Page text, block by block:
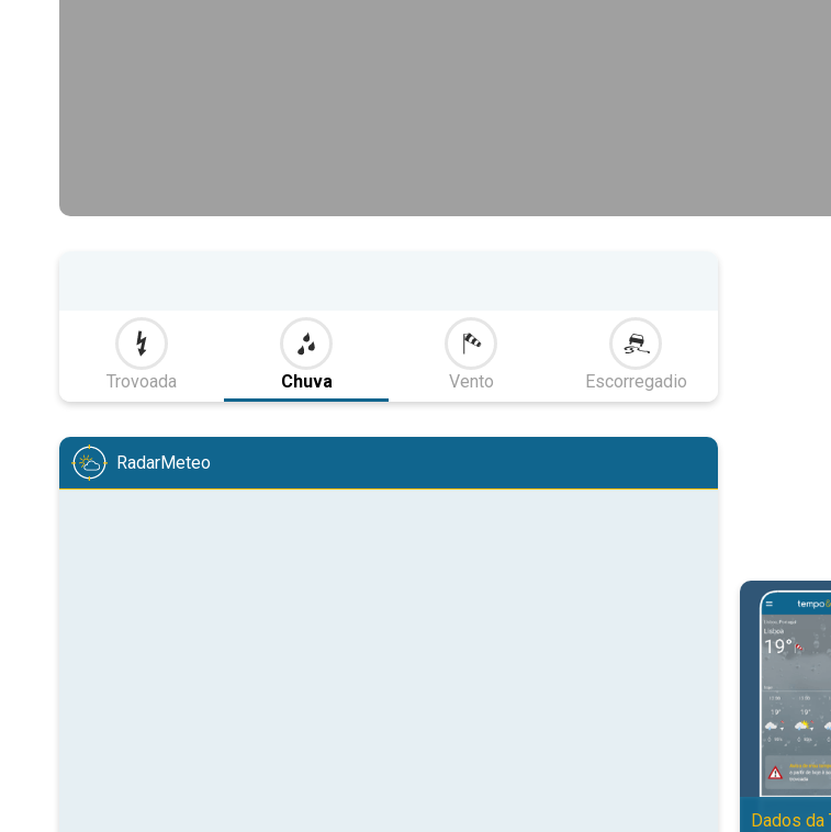
Trovoada Chuva Vento Escorregadio
RadarMeteo
Alertas e
Dados da